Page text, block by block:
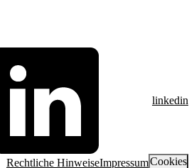
linkedin
Rechtliche HinweiseImpressumCookies